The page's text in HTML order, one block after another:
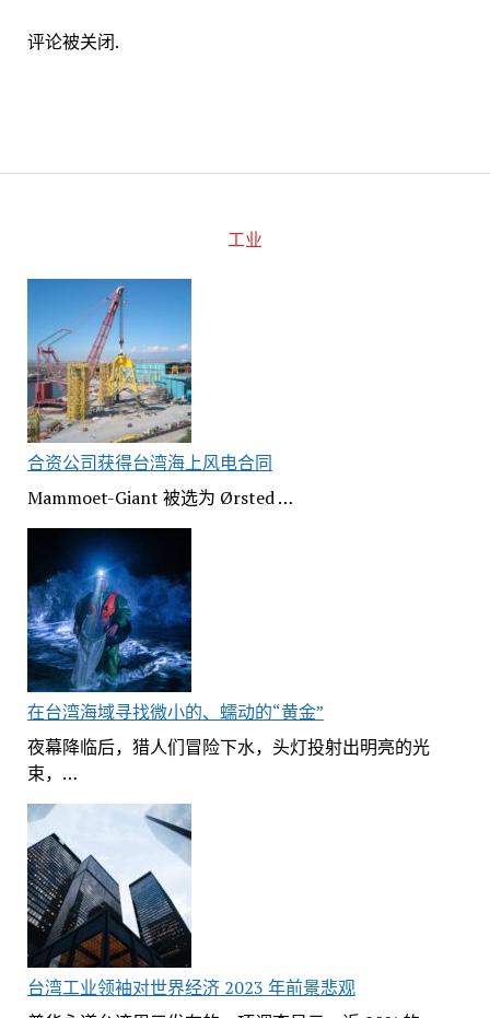
工业
合资公司获得台湾海上风电合同
Mammoet-Giant 被选为 Ørsted …
在台湾海域寻找微小的、蠕动的“黄金”
夜幕降临后，猎人们冒险下水，头灯投射出明亮的光
束，…
台湾工业领袖对世界经济 2023 年前景悲观
评论被关闭.